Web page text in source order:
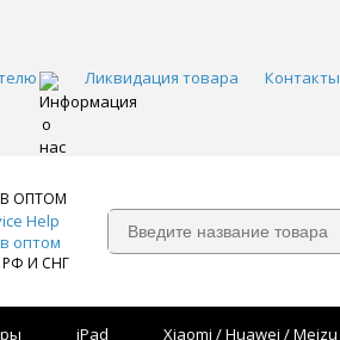
Ликвидация товара Контакты
ОПТОМ
И СНГ
iPad Xiaomi / Huawei / Meizu